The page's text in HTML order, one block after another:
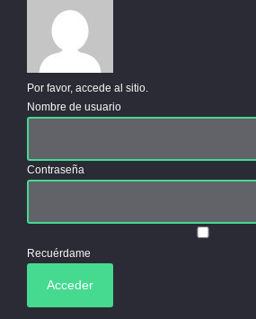
Por favor, accede al sitio.
Nombre de usuario
Contraseña
Recuérdame